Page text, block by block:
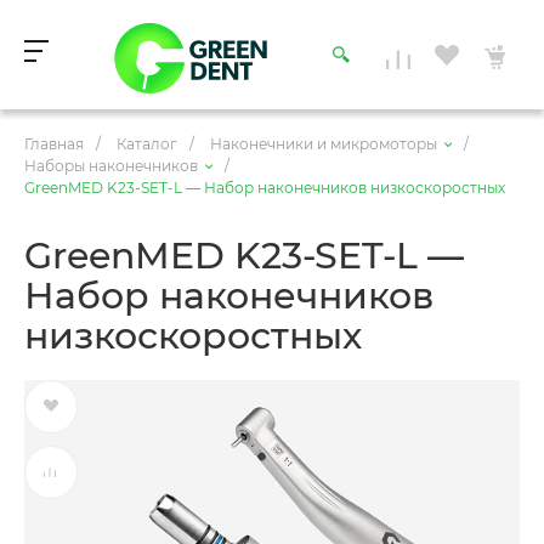
Главная / Каталог / Наконечники и микромоторы
/
Наборы наконечников
/
GreenMED K23-SET-L — Набор наконечников низкоскоростных
GreenMED K23-SET-L —
Набор наконечников
низкоскоростных